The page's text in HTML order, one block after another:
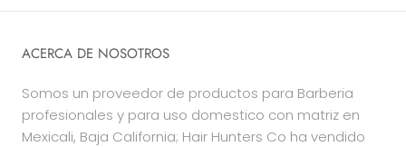
ACERCA DE NOSOTROS
Somos un proveedor de productos para Barberia
profesionales y para uso domestico con matriz en
Mexicali, Baja California; Hair Hunters Co ha vendido